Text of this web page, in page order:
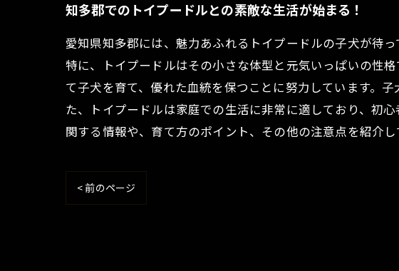
知多郡でのトイプードルとの素敵な生活が始まる！
愛知県知多郡には、魅力あふれるトイプードルの子犬が待
特に、トイプードルはその小さな体型と元気いっぱいの性
て子犬を育て、優れた血統を保つことに努力しています。
た、トイプードルは家庭での生活に非常に適しており、初
関する情報や、育て方のポイント、その他の注意点を紹介
< 前のページ